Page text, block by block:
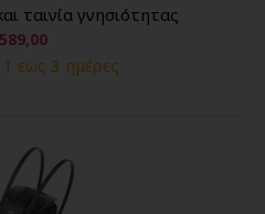
ταινία γνησιότητας
εως 3 ημέρες